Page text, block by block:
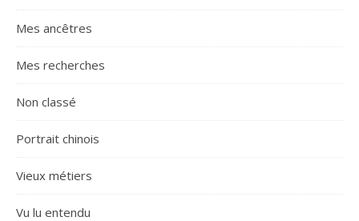
Mes ancêtres
Mes recherches
Non classé
Portrait chinois
Vieux métiers
Vu lu entendu